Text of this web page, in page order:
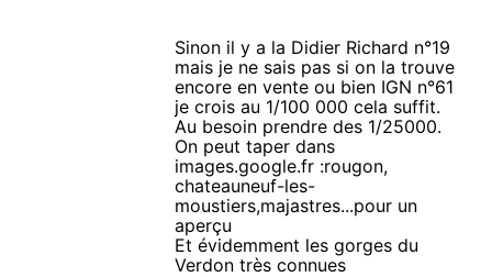
Sinon il y a la Didier Richard n°19
mais je ne sais pas si on la trouve
encore en vente ou bien IGN n°61
je crois au 1/100 000 cela suffit.
Au besoin prendre des 1/25000.
On peut taper dans
images.google.fr :rougon,
chateauneuf-les-
moustiers,majastres...pour un
aperçu
Et évidemment les gorges du
Verdon très connues